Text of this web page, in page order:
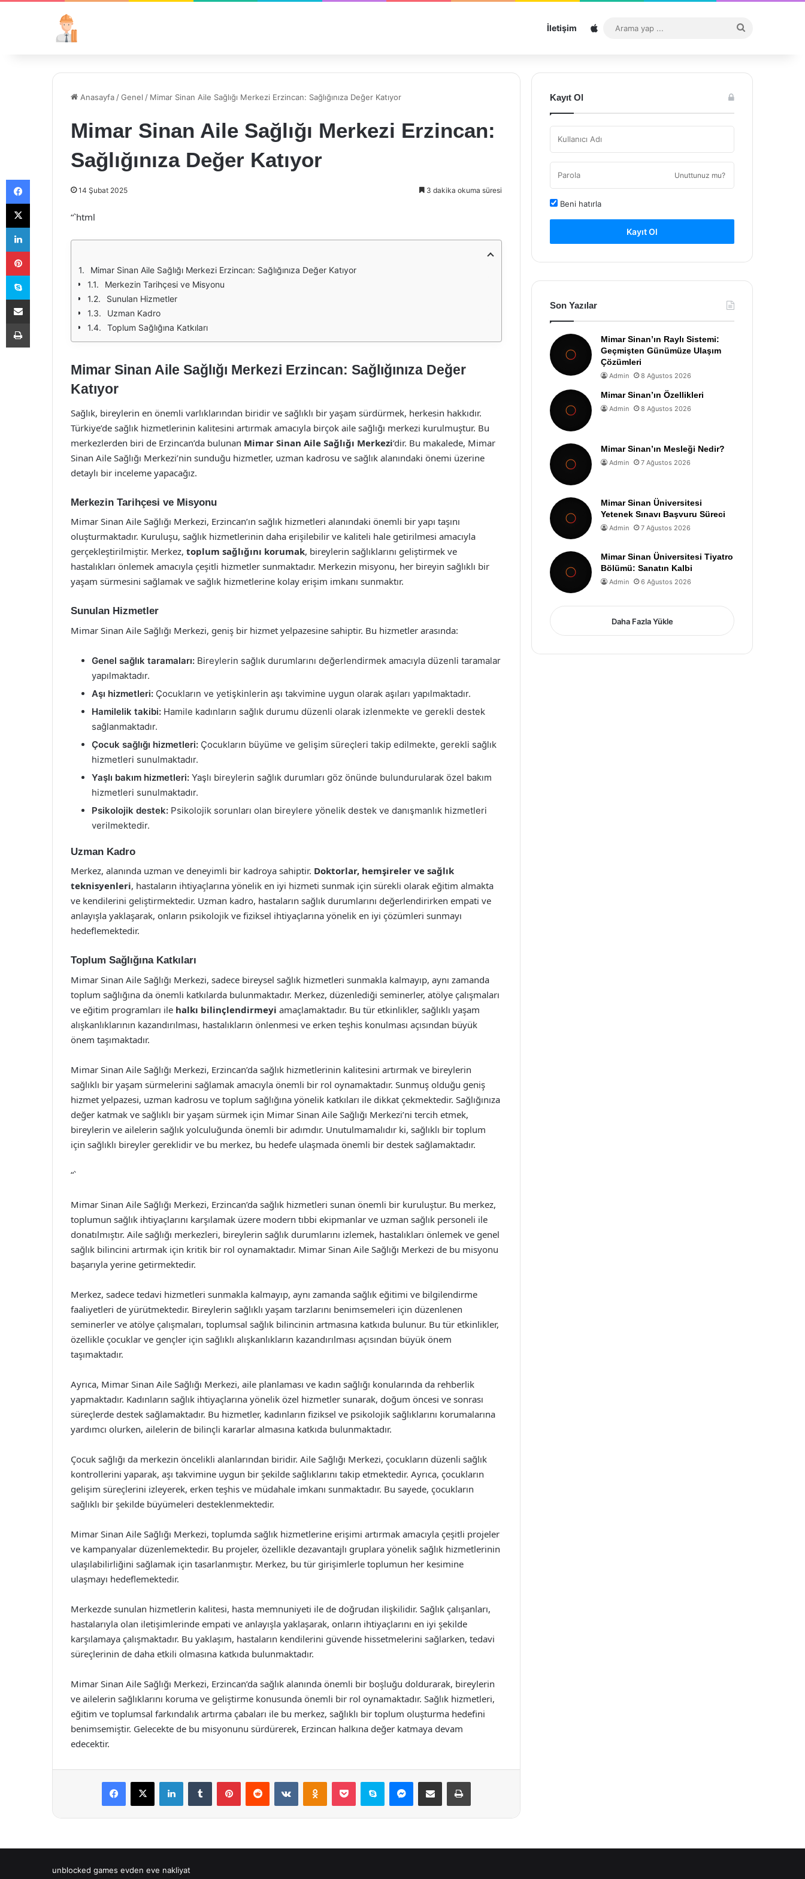
İletişim Sitemap
...
Anasayfa /Genel / Mimar Sinan Aile Sağlığı Merkezi Erzincan: Sağlığınıza Değer Katıyor
Mimar Sinan Aile Sağlığı Merkezi Erzincan:
Sağlığınıza Değer Katıyor
14 Şubat 2025 3 dakika okuma süresi
“`html
Mimar Sinan Aile Sağlığı Merkezi Erzincan: Sağlığınıza Değer Katıyor
Merkezin Tarihçesi ve Misyonu
Sunulan Hizmetler
Uzman Kadro
Toplum Sağlığına Katkıları
Mimar Sinan Aile Sağlığı Merkezi Erzincan: Sağlığınıza Değer
Katıyor
Sağlık, bireylerin en önemli varlıklarından biridir ve sağlıklı bir yaşam sürdürmek, herkesin hakkıdır.
Türkiye’de sağlık hizmetlerinin kalitesini artırmak amacıyla birçok aile sağlığı merkezi kurulmuştur. Bu
merkezlerden biri de Erzincan’da bulunan Mimar Sinan Aile Sağlığı Merkezi‘dir. Bu makalede, Mimar
Sinan Aile Sağlığı Merkezi’nin sunduğu hizmetler, uzman kadrosu ve sağlık alanındaki önemi üzerine
detaylı bir inceleme yapacağız.
Merkezin Tarihçesi ve Misyonu
Mimar Sinan Aile Sağlığı Merkezi, Erzincan’ın sağlık hizmetleri alanındaki önemli bir yapı taşını
oluşturmaktadır. Kuruluşu, sağlık hizmetlerinin daha erişilebilir ve kaliteli hale getirilmesi amacıyla
gerçekleştirilmiştir. Merkez, toplum sağlığını korumak, bireylerin sağlıklarını geliştirmek ve
hastalıkları önlemek amacıyla çeşitli hizmetler sunmaktadır. Merkezin misyonu, her bireyin sağlıklı bir
yaşam sürmesini sağlamak ve sağlık hizmetlerine kolay erişim imkanı sunmaktır.
Sunulan Hizmetler
Mimar Sinan Aile Sağlığı Merkezi, geniş bir hizmet yelpazesine sahiptir. Bu hizmetler arasında:
Genel sağlık taramaları: Bireylerin sağlık durumlarını değerlendirmek amacıyla düzenli taramalar
yapılmaktadır.
Aşı hizmetleri: Çocukların ve yetişkinlerin aşı takvimine uygun olarak aşıları yapılmaktadır.
Hamilelik takibi: Hamile kadınların sağlık durumu düzenli olarak izlenmekte ve gerekli destek
sağlanmaktadır.
Çocuk sağlığı hizmetleri: Çocukların büyüme ve gelişim süreçleri takip edilmekte, gerekli sağlık
hizmetleri sunulmaktadır.
Yaşlı bakım hizmetleri: Yaşlı bireylerin sağlık durumları göz önünde bulundurularak özel bakım
hizmetleri sunulmaktadır.
Psikolojik destek: Psikolojik sorunları olan bireylere yönelik destek ve danışmanlık hizmetleri
verilmektedir.
Uzman Kadro
Merkez, alanında uzman ve deneyimli bir kadroya sahiptir. Doktorlar, hemşireler ve sağlık
teknisyenleri, hastaların ihtiyaçlarına yönelik en iyi hizmeti sunmak için sürekli olarak eğitim almakta
ve kendilerini geliştirmektedir. Uzman kadro, hastaların sağlık durumlarını değerlendirirken empati ve
anlayışla yaklaşarak, onların psikolojik ve fiziksel ihtiyaçlarına yönelik en iyi çözümleri sunmayı
hedeflemektedir.
Toplum Sağlığına Katkıları
Mimar Sinan Aile Sağlığı Merkezi, sadece bireysel sağlık hizmetleri sunmakla kalmayıp, aynı zamanda
toplum sağlığına da önemli katkılarda bulunmaktadır. Merkez, düzenlediği seminerler, atölye çalışmaları
ve eğitim programları ile halkı bilinçlendirmeyi amaçlamaktadır. Bu tür etkinlikler, sağlıklı yaşam
alışkanlıklarının kazandırılması, hastalıkların önlenmesi ve erken teşhis konulması açısından büyük
önem taşımaktadır.
Mimar Sinan Aile Sağlığı Merkezi, Erzincan’da sağlık hizmetlerinin kalitesini artırmak ve bireylerin
sağlıklı bir yaşam sürmelerini sağlamak amacıyla önemli bir rol oynamaktadır. Sunmuş olduğu geniş
hizmet yelpazesi, uzman kadrosu ve toplum sağlığına yönelik katkıları ile dikkat çekmektedir. Sağlığınıza
değer katmak ve sağlıklı bir yaşam sürmek için Mimar Sinan Aile Sağlığı Merkezi’ni tercih etmek,
bireylerin ve ailelerin sağlık yolculuğunda önemli bir adımdır. Unutulmamalıdır ki, sağlıklı bir toplum
için sağlıklı bireyler gereklidir ve bu merkez, bu hedefe ulaşmada önemli bir destek sağlamaktadır.
“`
Mimar Sinan Aile Sağlığı Merkezi, Erzincan’da sağlık hizmetleri sunan önemli bir kuruluştur. Bu merkez,
toplumun sağlık ihtiyaçlarını karşılamak üzere modern tıbbi ekipmanlar ve uzman sağlık personeli ile
donatılmıştır. Aile sağlığı merkezleri, bireylerin sağlık durumlarını izlemek, hastalıkları önlemek ve genel
sağlık bilincini artırmak için kritik bir rol oynamaktadır. Mimar Sinan Aile Sağlığı Merkezi de bu misyonu
başarıyla yerine getirmektedir.
Merkez, sadece tedavi hizmetleri sunmakla kalmayıp, aynı zamanda sağlık eğitimi ve bilgilendirme
faaliyetleri de yürütmektedir. Bireylerin sağlıklı yaşam tarzlarını benimsemeleri için düzenlenen
seminerler ve atölye çalışmaları, toplumsal sağlık bilincinin artmasına katkıda bulunur. Bu tür etkinlikler,
özellikle çocuklar ve gençler için sağlıklı alışkanlıkların kazandırılması açısından büyük önem
taşımaktadır.
Ayrıca, Mimar Sinan Aile Sağlığı Merkezi, aile planlaması ve kadın sağlığı konularında da rehberlik
yapmaktadır. Kadınların sağlık ihtiyaçlarına yönelik özel hizmetler sunarak, doğum öncesi ve sonrası
süreçlerde destek sağlamaktadır. Bu hizmetler, kadınların fiziksel ve psikolojik sağlıklarını korumalarına
yardımcı olurken, ailelerin de bilinçli kararlar almasına katkıda bulunmaktadır.
Çocuk sağlığı da merkezin öncelikli alanlarından biridir. Aile Sağlığı Merkezi, çocukların düzenli sağlık
kontrollerini yaparak, aşı takvimine uygun bir şekilde sağlıklarını takip etmektedir. Ayrıca, çocukların
gelişim süreçlerini izleyerek, erken teşhis ve müdahale imkanı sunmaktadır. Bu sayede, çocukların
sağlıklı bir şekilde büyümeleri desteklenmektedir.
Mimar Sinan Aile Sağlığı Merkezi, toplumda sağlık hizmetlerine erişimi artırmak amacıyla çeşitli projeler
ve kampanyalar düzenlemektedir. Bu projeler, özellikle dezavantajlı gruplara yönelik sağlık hizmetlerinin
ulaşılabilirliğini sağlamak için tasarlanmıştır. Merkez, bu tür girişimlerle toplumun her kesimine
ulaşmayı hedeflemektedir.
Merkezde sunulan hizmetlerin kalitesi, hasta memnuniyeti ile de doğrudan ilişkilidir. Sağlık çalışanları,
hastalarıyla olan iletişimlerinde empati ve anlayışla yaklaşarak, onların ihtiyaçlarını en iyi şekilde
karşılamaya çalışmaktadır. Bu yaklaşım, hastaların kendilerini güvende hissetmelerini sağlarken, tedavi
süreçlerinin de daha etkili olmasına katkıda bulunmaktadır.
Mimar Sinan Aile Sağlığı Merkezi, Erzincan’da sağlık alanında önemli bir boşluğu doldurarak, bireylerin
ve ailelerin sağlıklarını koruma ve geliştirme konusunda önemli bir rol oynamaktadır. Sağlık hizmetleri,
eğitim ve toplumsal farkındalık artırma çabaları ile bu merkez, sağlıklı bir toplum oluşturma hedefini
benimsemiştir. Gelecekte de bu misyonunu sürdürerek, Erzincan halkına değer katmaya devam
edecektir.
Facebook
X LinkedInTumblr PinterestReddit VKontakteOdnoklassniki
Pocket Skype Messenger
E-Posta ile paylaş Yazdır
Kayıt Ol
Unuttunuz mu?
Beni hatırla
Kayıt Ol
Son Yazılar
Mimar Sinan’ın Raylı Sistemi:
Geçmişten Günümüze Ulaşım
Çözümleri
Admin 8 Ağustos 2026
Mimar Sinan’ın Özellikleri
Admin 8 Ağustos 2026
Mimar Sinan’ın Mesleği Nedir?
Admin 7 Ağustos 2026
Mimar Sinan Üniversitesi
Yetenek Sınavı Başvuru Süreci
Admin 7 Ağustos 2026
Mimar Sinan Üniversitesi Tiyatro
Bölümü: Sanatın Kalbi
Admin 6 Ağustos 2026
Daha Fazla Yükle
unblocked games evden eve nakliyat
Facebook
X
LinkedIn
Pinterest
Skype
E-Posta ile paylaş